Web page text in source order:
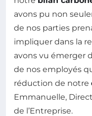
avons pu non
de nos parties
impliquer dans la
avons vu émerger
de nos employés
réduction de notre
Emmanuelle,
de l’Entreprise.